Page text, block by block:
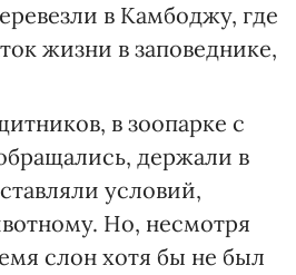
в Камбоджу, где
жизни в заповеднике,
в зоопарке с
держали в
условий,
Но, несмотря
слон хотя бы не был